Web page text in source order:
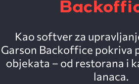
Kao softver za upravljanje restoranom,
Garson Backoffice pokriva
objekata – od restorana i
lanaca.